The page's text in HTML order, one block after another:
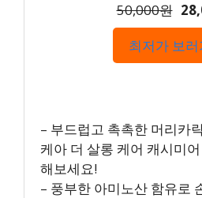
50,000원
최저가 보러
– 부드럽고 촉촉한 머리카
케아 더 살롱 케어 캐시미
해보세요!
– 풍부한 아미노산 함유로